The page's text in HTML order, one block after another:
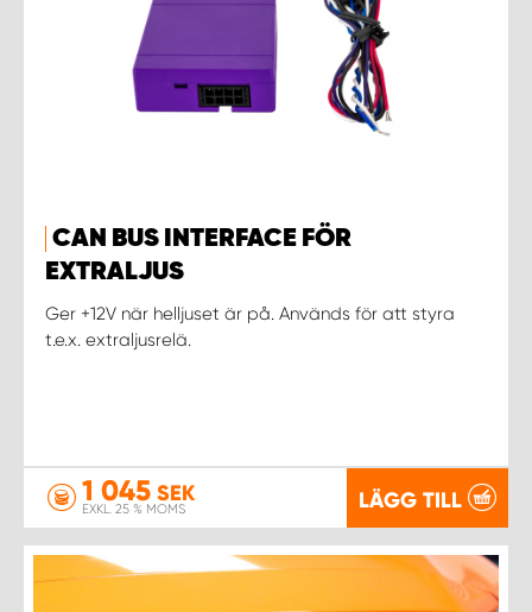
CAN BUS INTERFACE FÖR
EXTRALJUS
Ger +12V när helljuset är på. Används för att styra
t.e.x. extraljusrelä.
1 045 SEK
EXKL. 25 % MOMS LÄGG TILL